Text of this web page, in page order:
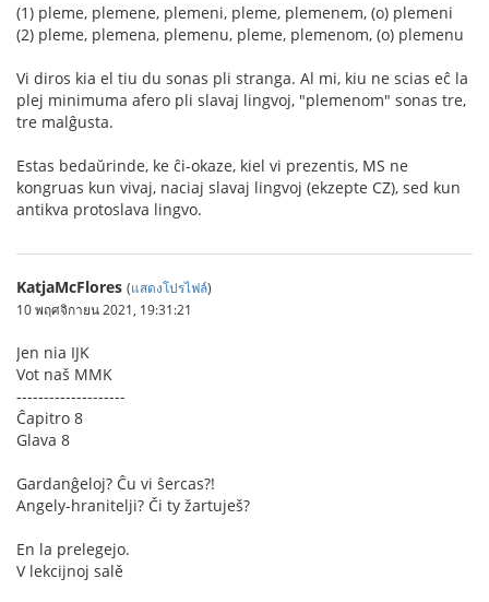
(1) pleme, plemene, plemeni, pleme, plemenem, (o) plemeni
(2) pleme, plemena, plemenu, pleme, plemenom, (o) plemenu
Vi diros kia el tiu du sonas pli stranga. Al mi, kiu ne scias eĉ la
plej minimuma afero pli slavaj lingvoj, "plemenom" sonas tre,
tre malĝusta.
Estas bedaŭrinde, ke ĉi-okaze, kiel vi prezentis, MS ne
kongruas kun vivaj, naciaj slavaj lingvoj (ekzepte CZ), sed kun
antikva protoslava lingvo.
KatjaMcFlores (แสดงโปรไฟล์)
10 พฤศจิกายน 2021, 19:31:21
Jen nia IJK
Vot naš MMK
--------------------
Ĉapitro 8
Glava 8
Gardanĝeloj? Ĉu vi ŝercas?!
Angely-hranitelji? Či ty žartuješ?
En la prelegejo.
V lekcijnoj salě